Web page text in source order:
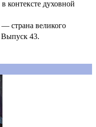
контексте духовной
— страна великого
43.